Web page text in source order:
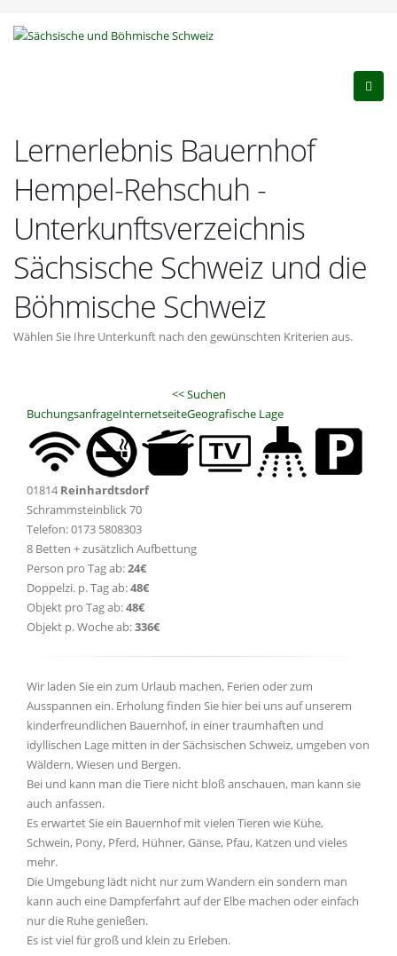
Lernerlebnis Bauernhof
Hempel-Rehschuh -
Unterkunftsverzeichnis
Sächsische Schweiz und die
Böhmische Schweiz
Wählen Sie Ihre Unterkunft nach den gewünschten Kriterien aus.
<< Suchen
BuchungsanfrageInternetseiteGeografische Lage
01814 Reinhardtsdorf
Schrammsteinblick 70
Telefon: 0173 5808303
8 Betten + zusätzlich Aufbettung
Person pro Tag ab:24€
Doppelzi. p. Tag ab:48€
Objekt pro Tag ab:48€
Objekt p. Woche ab:336€
Wir laden Sie ein zum Urlaub machen, Ferien oder zum
Ausspannen ein. Erholung finden Sie hier bei uns auf unserem
kinderfreundlichen Bauernhof, in einer traumhaften und
idyllischen Lage mitten in der Sächsischen Schweiz, umgeben von
Wäldern, Wiesen und Bergen.
Bei und kann man die Tiere nicht bloß anschauen, man kann sie
auch anfassen.
Es erwartet Sie ein Bauernhof mit vielen Tieren wie Kühe,
Schwein, Pony, Pferd, Hühner, Gänse, Pfau, Katzen und vieles
mehr.
Die Umgebung lädt nicht nur zum Wandern ein sondern man
kann auch eine Dampferfahrt auf der Elbe machen oder einfach
nur die Ruhe genießen.
Es ist viel für groß und klein zu Erleben.